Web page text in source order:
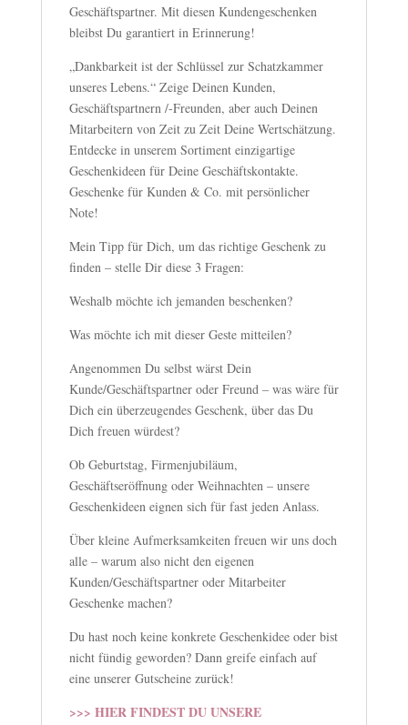
Geschäftspartner. Mit diesen Kundengeschenken
bleibst Du garantiert in Erinnerung!
„Dankbarkeit ist der Schlüssel zur Schatzkammer
unseres Lebens.“ Zeige Deinen Kunden,
Geschäftspartnern /-Freunden, aber auch Deinen
Mitarbeitern von Zeit zu Zeit Deine Wertschätzung.
Entdecke in unserem Sortiment einzigartige
Geschenkideen für Deine Geschäftskontakte.
Geschenke für Kunden & Co. mit persönlicher
Note!
Mein Tipp für Dich, um das richtige Geschenk zu
finden – stelle Dir diese 3 Fragen:
Weshalb möchte ich jemanden beschenken?
Was möchte ich mit dieser Geste mitteilen?
Angenommen Du selbst wärst Dein
Kunde/Geschäftspartner oder Freund – was wäre für
Dich ein überzeugendes Geschenk, über das Du
Dich freuen würdest?
Ob Geburtstag, Firmenjubiläum,
Geschäftseröffnung oder Weihnachten – unsere
Geschenkideen eignen sich für fast jeden Anlass.
Über kleine Aufmerksamkeiten freuen wir uns doch
alle – warum also nicht den eigenen
Kunden/Geschäftspartner oder Mitarbeiter
Geschenke machen?
Du hast noch keine konkrete Geschenkidee oder bist
nicht fündig geworden? Dann greife einfach auf
eine unserer Gutscheine zurück!
>>> HIER FINDEST DU UNSERE